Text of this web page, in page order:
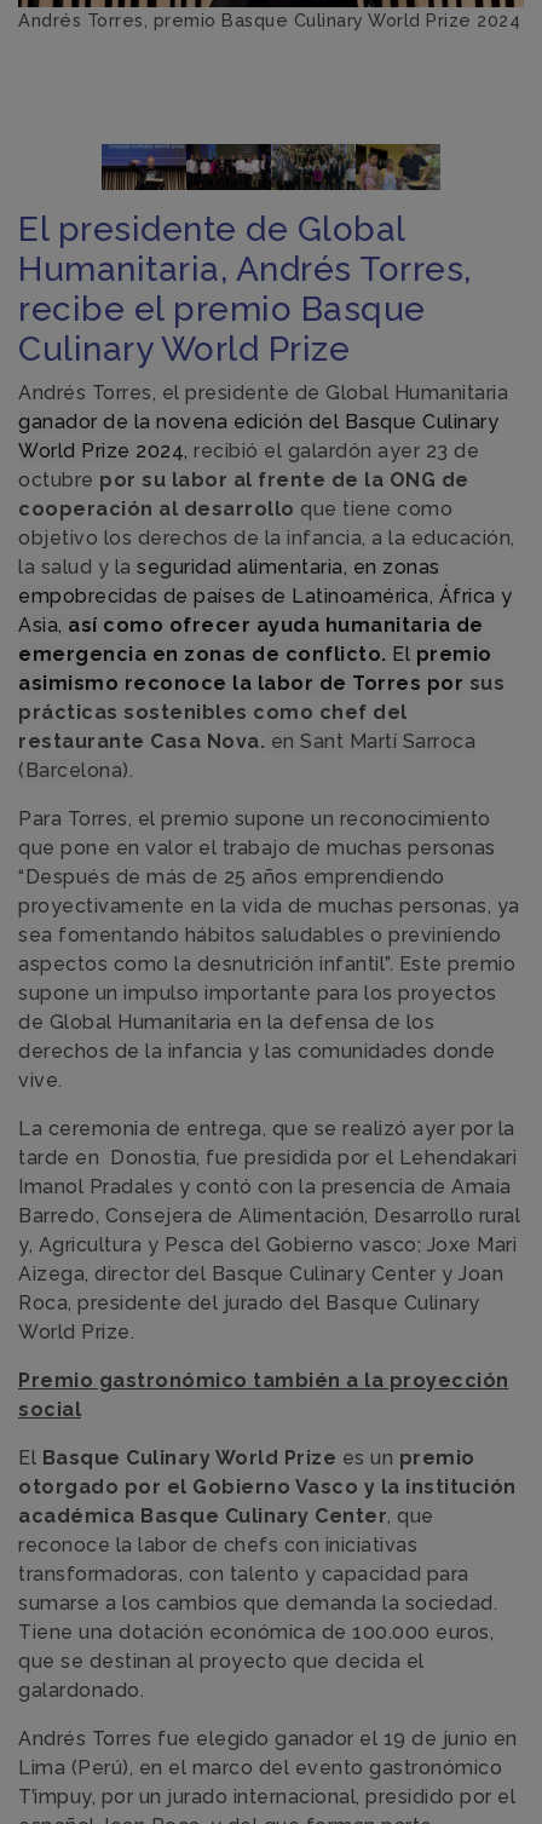
Andrés Torres, premio Basque Culinary World Prize 2024
El presidente de Global
Humanitaria, Andrés Torres,
recibe el premio Basque
Culinary World Prize
Andrés Torres, el presidente de Global Humanitaria
ganador de la novena edición del Basque Culinary
World Prize 2024, recibió el galardón ayer 23 de
octubre por su labor al frente de la ONG de
cooperación al desarrollo que tiene como
objetivo los derechos de la infancia, a la educación,
la salud y la seguridad alimentaria, en zonas
empobrecidas de países de Latinoamérica, África y
Asia, así como ofrecer ayuda humanitaria de
emergencia en zonas de conflicto. El premio
asimismo reconoce la labor de Torres por sus
prácticas sostenibles como chef del
restaurante Casa Nova. en Sant Martí Sarroca
(Barcelona).
Para Torres, el premio supone un reconocimiento
que pone en valor el trabajo de muchas personas
“Después de más de 25 años emprendiendo
proyectivamente en la vida de muchas personas, ya
sea fomentando hábitos saludables o previniendo
aspectos como la desnutrición infantil”. Este premio
supone un impulso importante para los proyectos
de Global Humanitaria en la defensa de los
derechos de la infancia y las comunidades donde
vive.
La ceremonia de entrega, que se realizó ayer por la
tarde en Donostia, fue presidida por el Lehendakari
Imanol Pradales y contó con la presencia de Amaia
Barredo, Consejera de Alimentación, Desarrollo rural
y, Agricultura y Pesca del Gobierno vasco; Joxe Mari
Aizega, director del Basque Culinary Center y Joan
Roca, presidente del jurado del Basque Culinary
World Prize.
Premio gastronómico también a la proyección
social
El Basque Culinary World Prize es un premio
otorgado por el Gobierno Vasco y la institución
académica Basque Culinary Center, que
reconoce la labor de chefs con iniciativas
transformadoras, con talento y capacidad para
sumarse a los cambios que demanda la sociedad.
Tiene una dotación económica de 100.000 euros,
que se destinan al proyecto que decida el
galardonado.
Andrés Torres fue elegido ganador el 19 de junio en
Lima (Perú), en el marco del evento gastronómico
T’impuy, por un jurado internacional, presidido por el